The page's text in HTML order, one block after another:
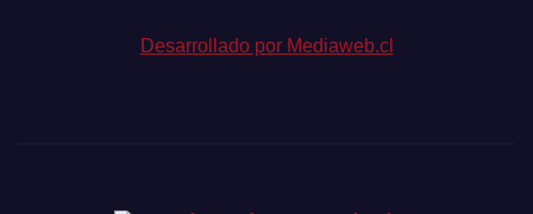
Desarrollado por Mediaweb.cl